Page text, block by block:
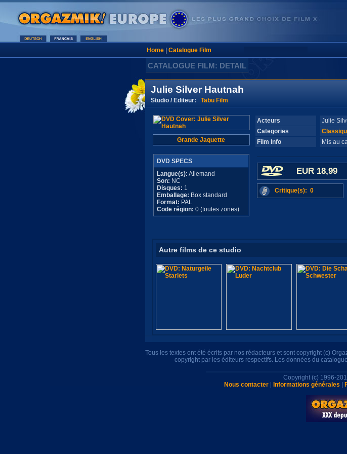
Home| Catalogue Film
CATALOGUE FILM: DETAIL
Julie Silver Hautnah
Studio / Editeur: Tabu Film
Grande Jaquette
DVD SPECS
Langue(s): Allemand
Son: NC
Disques: 1
Emballage: Box standard
Format: PAL
Code région: 0 (toutes zones)
Acteurs
Julie
Categories
Film Info
Mis au
EUR 18,99
Critique(s): 0
Autre films de ce studio
Tous les textes ont été écrits par nos rédacteurs et sont copyright (c)
copyright par les éditeurs respectifs. Les données du
Copyright (c) 1996-
Nous contacter| Informations générales